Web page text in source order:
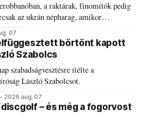
a raktárak, finomítók pedig
az ukrán népharag, amikor
07
börtönt kapott
Szabolcs
szabadságvesztésre ítélte a
László Szabolcsot.
2026 aug. 07
– és még a fogorvost